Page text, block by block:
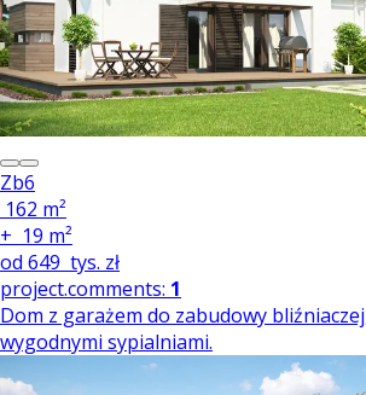
Zb6
162 m²
+ 19 m²
od 649 tys. zł
project.comments: 1
Dom z garażem do zabudowy
wygodnymi sypialniami.